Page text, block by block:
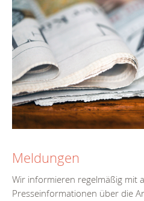
Meldungen
Wir informieren regelmäßig mit
Presseinformationen über die